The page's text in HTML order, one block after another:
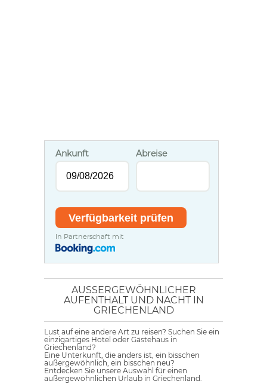
Ankunft Abreise
In Partnerschaft mit
AUSSERGEWÖHNLICHER A
UFENTHALT UND NACHT IN G
RIECHENLAND
Lust auf eine andere Art zu reisen? Suchen Sie ein
einzigartiges Hotel oder Gästehaus in
Griechenland?
Eine Unterkunft, die anders ist, ein bisschen
außergewöhnlich, ein bisschen neu?
Entdecken Sie unsere Auswahl für einen
außergewöhnlichen Urlaub in Griechenland.